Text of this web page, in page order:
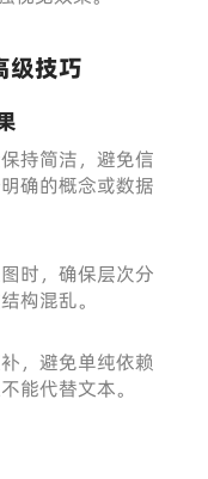
级技巧
持简洁，避免信
确的概念或数据
时，确保层次分
构混乱。
，避免单纯依赖
能代替文本。